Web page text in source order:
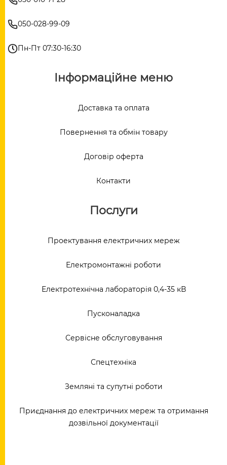
050-028-99-09
Пн-Пт 07:30-16:30
Інформаційне меню
Доставка та оплата
Повернення та обмін товару
Договір оферта
Контакти
Послуги
Проектування електричних мереж
Електромонтажні роботи
Електротехнічна лабораторія 0,4-35 кВ
Пусконаладка
Сервісне обслуговування
Спецтехніка
Земляні та супутні роботи
Приєднання до електричних мереж та отримання
дозвільної документації